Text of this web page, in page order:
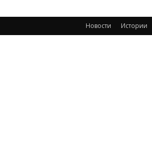
Новости Истории